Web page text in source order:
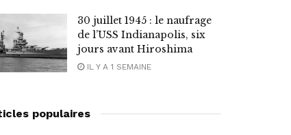
30 juillet 1945 : le naufrage
de l’USS Indianapolis, six
jours avant Hiroshima
IL Y A 1 SEMAINE
populaires